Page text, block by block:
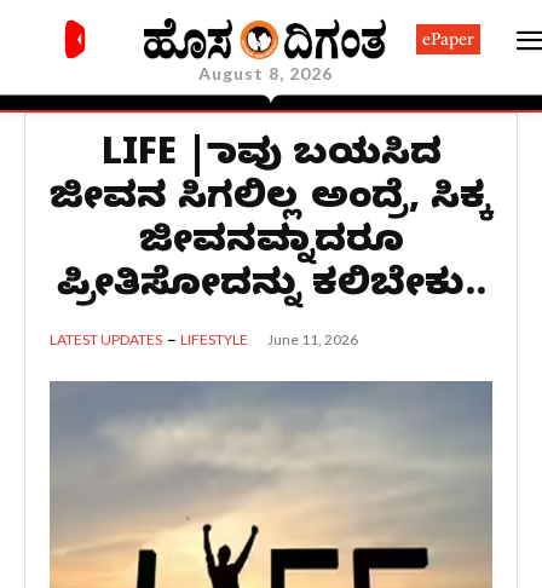
August 8, 2026
ePaper
LIFE | ನಾವು ಬಯಸಿದ
ಜೀವನ ಸಿಗಲಿಲ್ಲ ಅಂದ್ರೆ, ಸಿಕ್ಕ
ಜೀವನವನ್ನಾದರೂ
ಪ್ರೀತಿಸೋದನ್ನು ಕಲಿಬೇಕು..
LATEST UPDATES LIFESTYLE June 11, 2026